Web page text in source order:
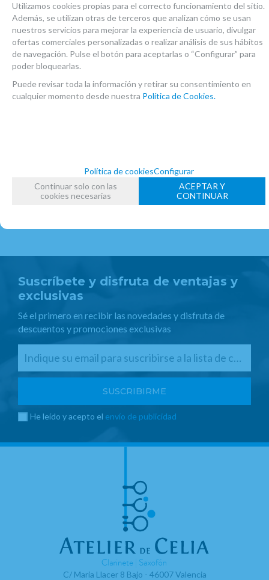
MARCA
BUFFET
FAMILIAS RELACIONADAS
ACCESORIOS CLARINETE SIB CLARINETES
Suscríbete y disfruta de ventajas y
exclusivas
Sé el primero en recibir las novedades y disfruta de
descuentos y promociones exclusivas
He leído y acepto el envío de publicidad
C/ Maria Llacer 8 Bajo - 46007 Valencia
Utilizamos cookies propias para el correcto funcionamiento del sitio.
Además, se utilizan otras de terceros que analizan cómo se usan
nuestros servicios para mejorar la experiencia de usuario, divulgar
ofertas comerciales personalizadas o realizar análisis de sus hábitos
de navegación. Pulse el botón para aceptarlas o “Configurar” para
poder bloquearlas.
Puede revisar toda la información y retirar su consentimiento en
cualquier momento desde nuestra Política de Cookies.
Política de cookiesConfigurar
Continuar solo con las
cookies necesarias
ACEPTAR Y
CONTINUAR